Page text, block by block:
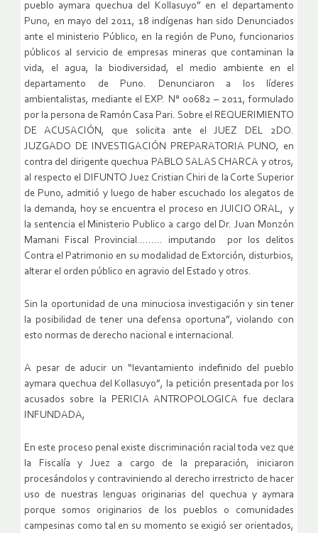
pueblo aymara quechua del Kollasuyo” en el departamento
Puno, en mayo del 2011, 18 indígenas han sido Denunciados
ante el ministerio Público, en la región de Puno, funcionarios
públicos al servicio de empresas mineras que contaminan la
vida, el agua, la biodiversidad, el medio ambiente en el
departamento de Puno. Denunciaron a los líderes
ambientalistas, mediante el EXP. N° 00682 – 2011, formulado
por la persona de Ramón Casa Pari. Sobre el REQUERIMIENTO
DE ACUSACIÓN, que solicita ante el JUEZ DEL 2DO.
JUZGADO DE INVESTIGACIÓN PREPARATORIA PUNO, en
contra del dirigente quechua PABLO SALAS CHARCA y otros,
al respecto el DIFUNTO Juez Cristian Chiri de la Corte Superior
de Puno, admitió y luego de haber escuchado los alegatos de
la demanda, hoy se encuentra el proceso en JUICIO ORAL, y
la sentencia el Ministerio Publico a cargo del Dr. Juan Monzón
Mamani Fiscal Provincial……… imputando por los delitos
Contra el Patrimonio en su modalidad de Extorción, disturbios,
alterar el orden público en agravio del Estado y otros.
Sin la oportunidad de una minuciosa investigación y sin tener
la posibilidad de tener una defensa oportuna”, violando con
esto normas de derecho nacional e internacional.
A pesar de aducir un “levantamiento indefinido del pueblo
aymara quechua del Kollasuyo”, la petición presentada por los
acusados sobre la PERICIA ANTROPOLOGICA fue declara
INFUNDADA,
En este proceso penal existe discriminación racial toda vez que
la Fiscalía y Juez a cargo de la preparación, iniciaron
procesándolos y contraviniendo al derecho irrestricto de hacer
uso de nuestras lenguas originarias del quechua y aymara
porque somos originarios de los pueblos o comunidades
campesinas como tal en su momento se exigió ser orientados,